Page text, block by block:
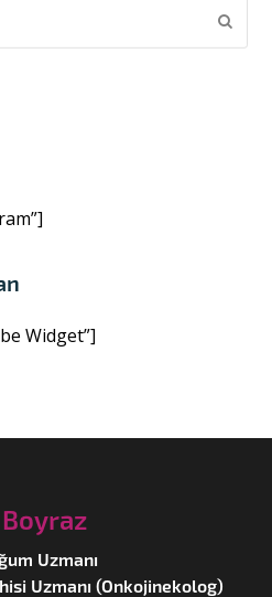
Widget”]
Uzmanı
Uzmanı (Onkojinekolog)